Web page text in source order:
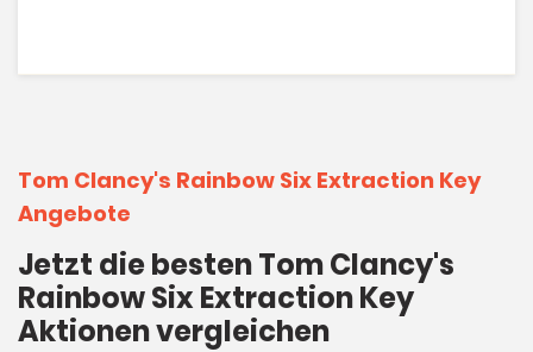
Tom Clancy's Rainbow Six Extraction Key
Angebote
Jetzt die besten Tom Clancy's
Rainbow Six Extraction Key
Aktionen vergleichen